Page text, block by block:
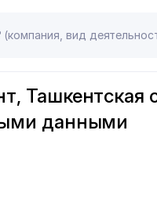
Ташкентская
данными